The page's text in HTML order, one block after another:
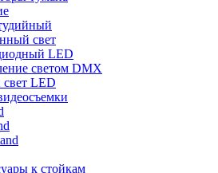
свет
LED
светом DMX
LED
к стойкам